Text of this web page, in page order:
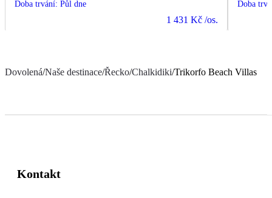
Doba trvání: Půl dne
1 431 Kč /os.
Doba
Dovolená/Naše destinace/Řecko/Chalkidiki/Trikorfo Beach Villas
Kontakt